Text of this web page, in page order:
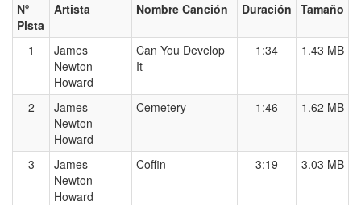
Nº
Pista
Artista Nombre Canción Duración Tamaño
1
James
Newton
Howard
Can You Develop
It
1:34 1.43 MB
2
James
Newton
Howard
Cemetery 1:46 1.62 MB
3
James
Newton
Howard
Coffin 3:19 3.03 MB